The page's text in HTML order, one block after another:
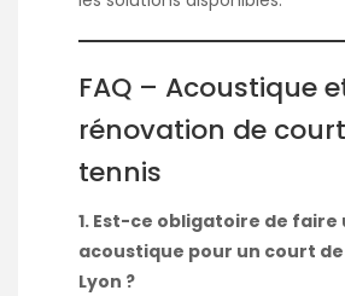
FAQ – Acoustique
rénovation de
tennis
1. Est-ce obligatoire de faire
acoustique pour un court
Lyon ?